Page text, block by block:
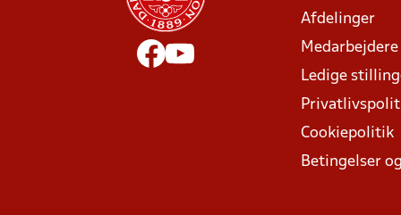
Afdelinger
Medarbejdere
Ledige
Cookiepolitik
Betingelser